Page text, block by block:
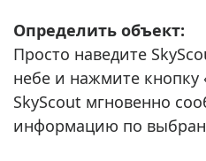
Определить объект:
Просто наведите
небе и нажмите кнопку
SkyScout мгновенно
информацию по